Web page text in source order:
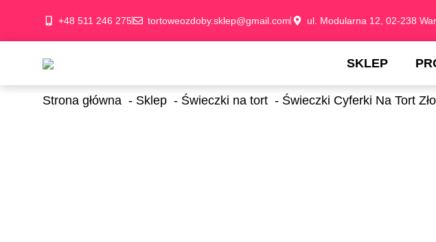
+48 511 246 275 tortoweozdoby.sklep@gmail.com ul. Modularna 12, 02-238
SKLEP
Strona główna Sklep Świeczki na tort Świeczki Cyferki Na Tort